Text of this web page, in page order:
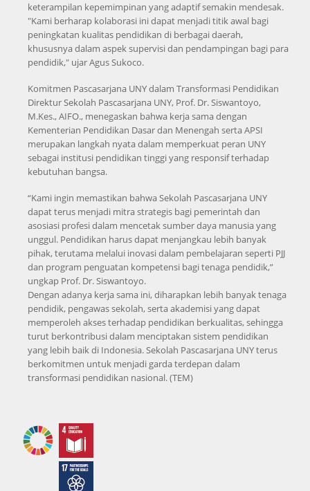
keterampilan kepemimpinan yang adaptif semakin mendesak.
"Kami berharap kolaborasi ini dapat menjadi titik awal bagi
peningkatan kualitas pendidikan di berbagai daerah,
khususnya dalam aspek supervisi dan pendampingan bagi para
pendidik," ujar Agus Sukoco.
Komitmen Pascasarjana UNY dalam Transformasi Pendidikan
Direktur Sekolah Pascasarjana UNY, Prof. Dr. Siswantoyo,
M.Kes., AIFO., menegaskan bahwa kerja sama dengan
Kementerian Pendidikan Dasar dan Menengah serta APSI
merupakan langkah nyata dalam memperkuat peran UNY
sebagai institusi pendidikan tinggi yang responsif terhadap
kebutuhan bangsa.
“Kami ingin memastikan bahwa Sekolah Pascasarjana UNY
dapat terus menjadi mitra strategis bagi pemerintah dan
asosiasi profesi dalam mencetak sumber daya manusia yang
unggul. Pendidikan harus dapat menjangkau lebih banyak
pihak, terutama melalui inovasi dalam pembelajaran seperti PJJ
dan program penguatan kompetensi bagi tenaga pendidik,”
ungkap Prof. Dr. Siswantoyo.
Dengan adanya kerja sama ini, diharapkan lebih banyak tenaga
pendidik, pengawas sekolah, serta akademisi yang dapat
memperoleh akses terhadap pendidikan berkualitas, sehingga
turut berkontribusi dalam menciptakan sistem pendidikan
yang lebih baik di Indonesia. Sekolah Pascasarjana UNY terus
berkomitmen untuk menjadi garda terdepan dalam
transformasi pendidikan nasional. (TEM)